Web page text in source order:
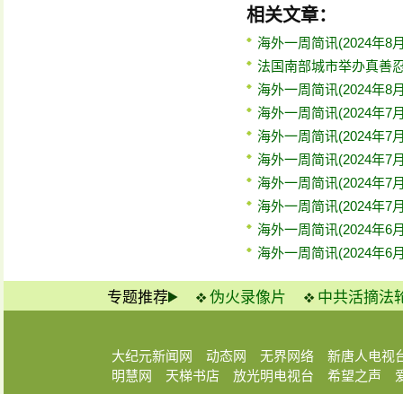
相关文章：
海外一周简讯(2024年8
法国南部城市举办真善
海外一周简讯(2024年8
海外一周简讯(2024年7
海外一周简讯(2024年7
海外一周简讯(2024年7
海外一周简讯(2024年7
海外一周简讯(2024年7
海外一周简讯(2024年6
海外一周简讯(2024年6
专题推荐 伪火录像片 中共活摘法
大纪元新闻网 动态网 无界网络
新唐人电视
明慧网
天梯书店 放光明电视台 希望之声